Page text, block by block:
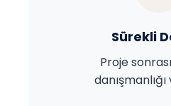
Sürekli
Proje